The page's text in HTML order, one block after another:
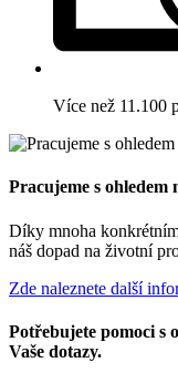
Více než 11.100
Pracujeme s
Díky mnoha
náš dopad na životní
Zde naleznete další
Potřebujete pomoci s
Vaše dotazy.